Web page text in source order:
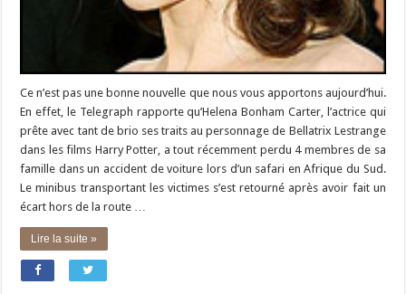
Ce n’est pas une bonne nouvelle que nous vous apportons aujourd’hui.
En effet, le Telegraph rapporte qu’Helena Bonham Carter, l’actrice qui
prête avec tant de brio ses traits au personnage de Bellatrix Lestrange
dans les films Harry Potter, a tout récemment perdu 4 membres de sa
famille dans un accident de voiture lors d’un safari en Afrique du Sud.
Le minibus transportant les victimes s’est retourné après avoir fait un
écart hors de la route …
Lire la suite »